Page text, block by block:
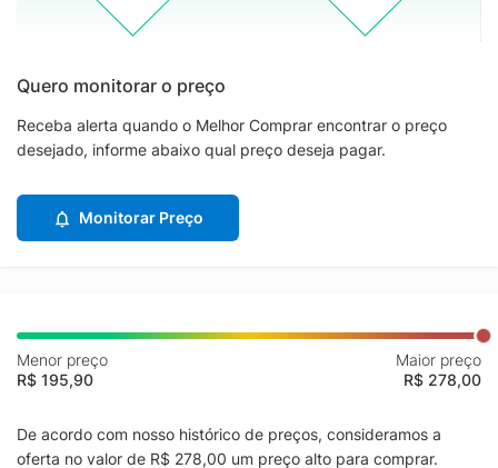
Quero monitorar o preço
Receba alerta quando o Melhor Comprar encontrar o preço
desejado, informe abaixo qual preço deseja pagar.
Monitorar Preço
Menor preço
R$ 195,90
Maior preço
R$ 278,00
De acordo com nosso histórico de preços, consideramos a
oferta no valor de R$ 278,00 um preço alto para comprar.